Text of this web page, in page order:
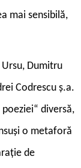
mai sensibilă,
Dumitru
Codrescu ș.a.
diversă,
o metaforă
de